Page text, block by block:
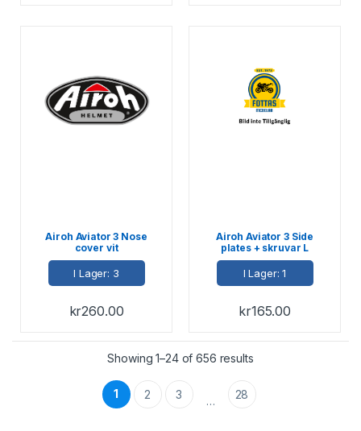
Airoh Aviator 3 Nose
cover vit
I Lager: 3
kr260.00
Airoh Aviator 3 Side
plates + skruvar L
I Lager: 1
kr165.00
Showing 1–24 of 656 results
1 2 3 … 28